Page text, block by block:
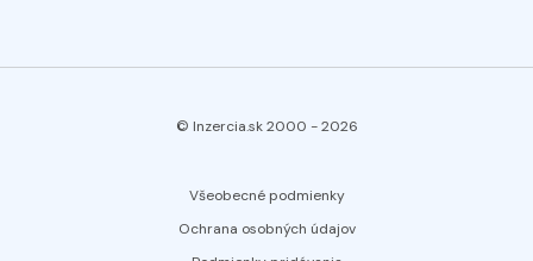
© Inzercia.sk 2000 -2026
Všeobecné podmienky
Ochrana osobných údajov